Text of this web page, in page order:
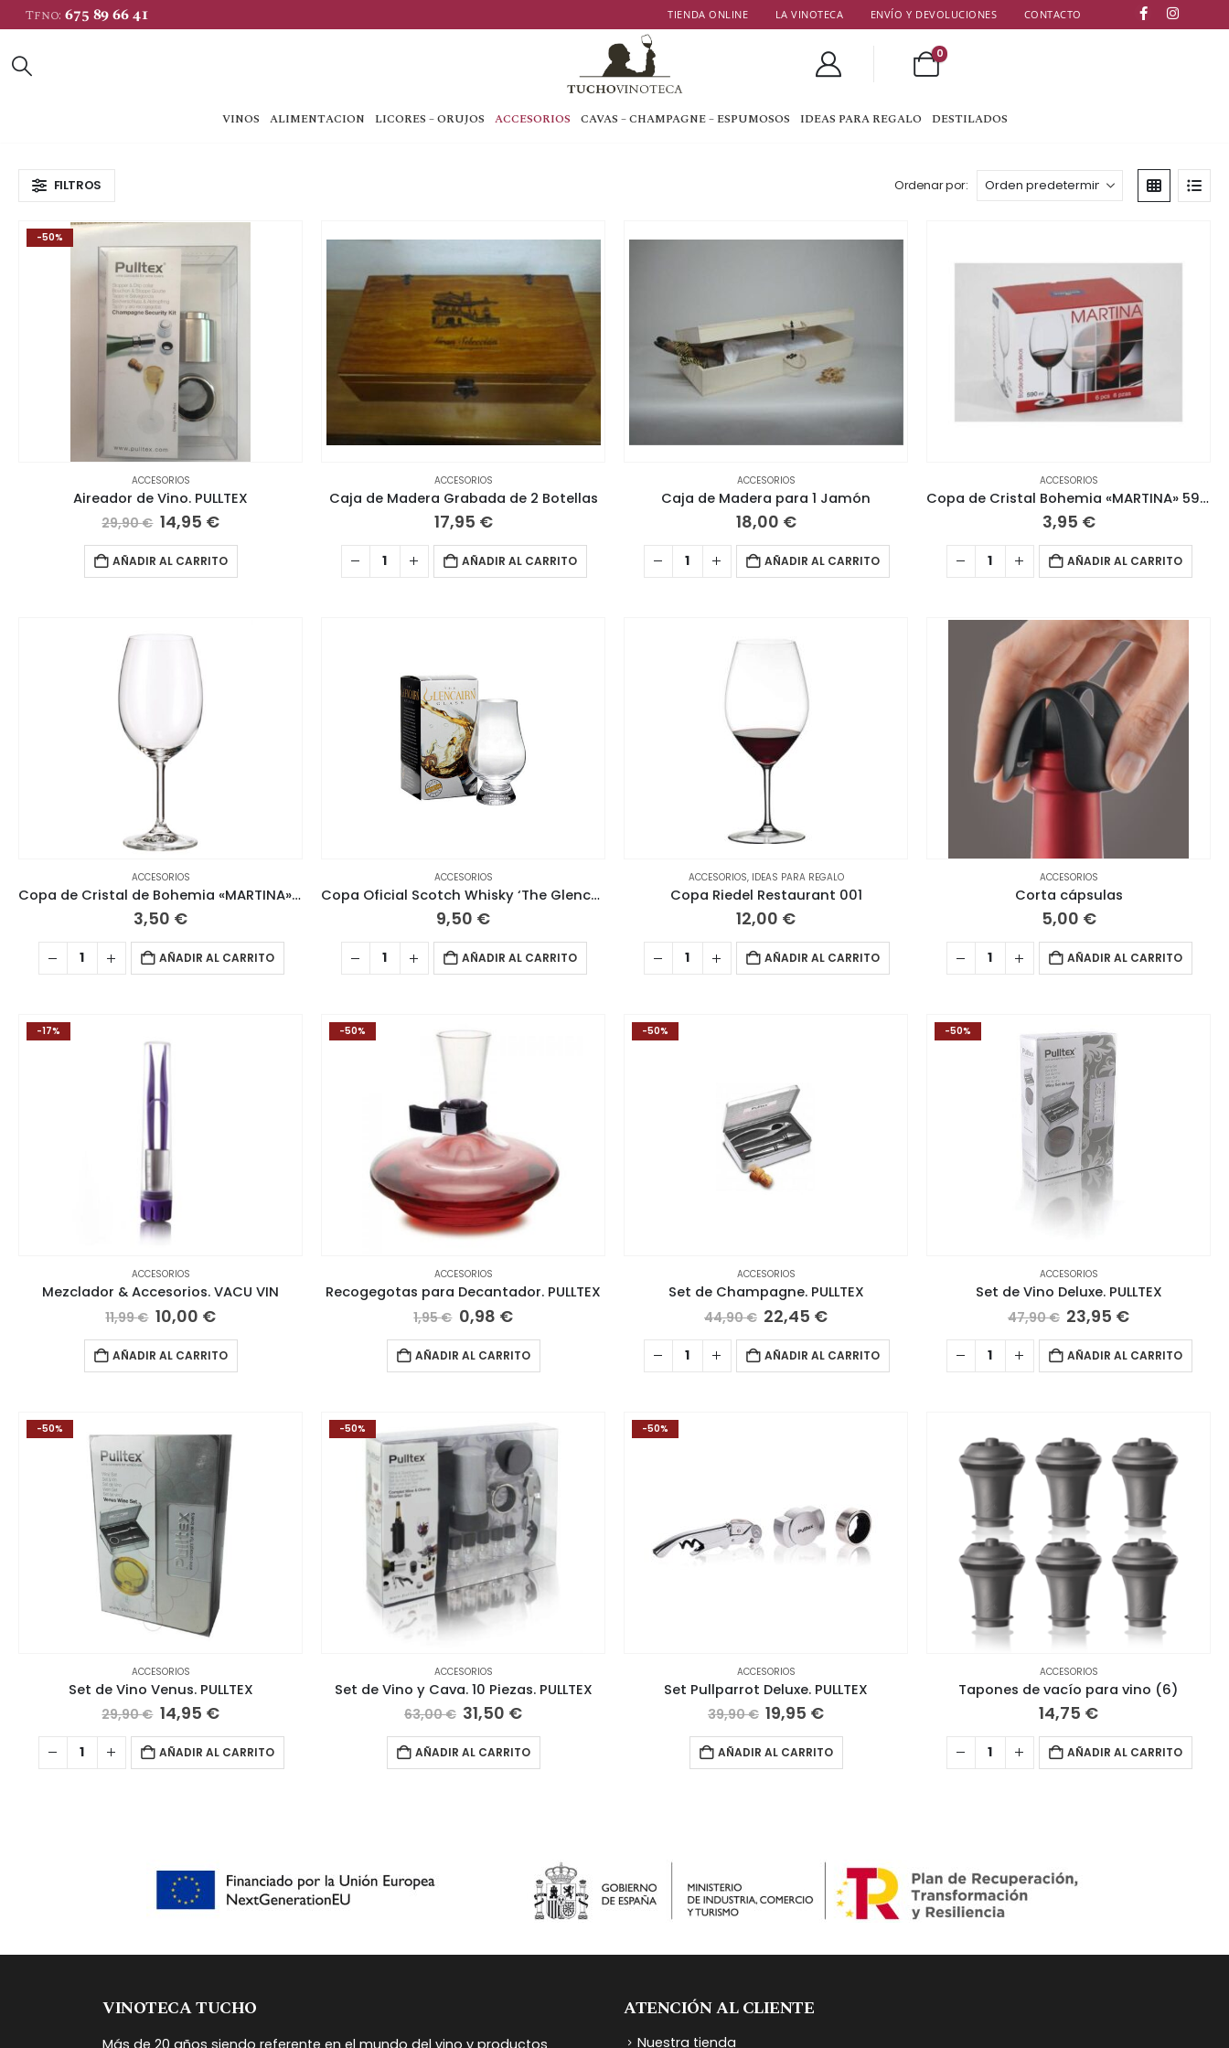
Tfno:675 89 66 41 TIENDA ONLINE LA VINOTECA ENVÍO Y DEVOLUCIONES CONTACTO
0
VINOS ALIMENTACION LICORES – ORUJOS ACCESORIOS CAVAS – CHAMPAGNE – ESPUMOSOS IDEAS PARA REGALO DESTILADOS
FILTROS Ordenar por:
-50%
ACCESORIOS
Aireador de Vino. PULLTEX
29,90€ El
precio
original
era:
14,95 €El
actual
es:
AÑADIR AL CARRITO
ACCESORIOS
Caja de Madera Grabada de 2 Botellas
17,95 €
AÑADIR AL CARRITO
ACCESORIOS
Caja de Madera para 1 Jamón
18,00 €
AÑADIR AL CARRITO
ACCESORIOS
Copa de Cristal Bohemia «MARTINA» 590ML
3,95 €
AÑADIR AL CARRITO
ACCESORIOS
Copa de Cristal de Bohemia «MARTINA» 450ML
3,50 €
AÑADIR AL CARRITO
ACCESORIOS
Copa Oficial Scotch Whisky ‘The Glencairn Whisky Glass’ con Estuche
9,50 €
AÑADIR AL CARRITO
ACCESORIOS, IDEAS PARA REGALO
Copa Riedel Restaurant 001
12,00 €
AÑADIR AL CARRITO
ACCESORIOS
Corta cápsulas
5,00 €
AÑADIR AL CARRITO
-17%
ACCESORIOS
Mezclador & Accesorios. VACU VIN
11,99€ El
precio
original
era:
10,00 €El
actual
es:
AÑADIR AL CARRITO
-50%
ACCESORIOS
Recogegotas para Decantador. PULLTEX
1,95€ El
precio
original
era:
0,98 €El
actual
es:
AÑADIR AL CARRITO
-50%
ACCESORIOS
Set de Champagne. PULLTEX
44,90€ El
precio
original
era:
22,45 €El
actual
es:
AÑADIR AL CARRITO
-50%
ACCESORIOS
Set de Vino Deluxe. PULLTEX
47,90€ El
precio
original
era:
23,95 €El
actual
es:
AÑADIR AL CARRITO
-50%
ACCESORIOS
Set de Vino Venus. PULLTEX
29,90€ El
precio
original
era:
14,95 €El
actual
es:
AÑADIR AL CARRITO
-50%
ACCESORIOS
Set de Vino y Cava. 10 Piezas. PULLTEX
63,00€ El
precio
original
era:
31,50 €El
actual
es:
AÑADIR AL CARRITO
-50%
ACCESORIOS
Set Pullparrot Deluxe. PULLTEX
39,90€ El
precio
original
era:
19,95 €El
actual
es:
AÑADIR AL CARRITO
ACCESORIOS
Tapones de vacío para vino (6)
14,75 €
AÑADIR AL CARRITO
VINOTECA TUCHO ATENCIÓN AL CLIENTE
Nuestra tienda